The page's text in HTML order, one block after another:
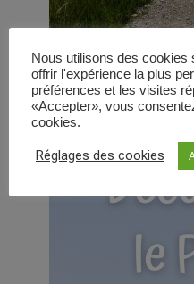
Nous utilisons des cookies
offrir l'expérience la plus
préférences et les visites
«Accepter», vous
cookies.
Réglages des cookies